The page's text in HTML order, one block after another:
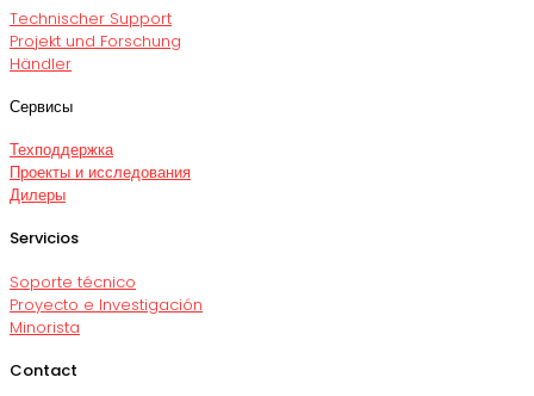
Technischer Support
Projekt und Forschung
Händler
Сервисы
Техподдержка
Проекты и исследования
Дилеры
Servicios
Soporte técnico
Proyecto e Investigación
Minorista
Contact